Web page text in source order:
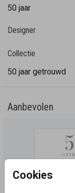
Cookies
50 jaar
Designer
Collectie
50 jaar getrouwd
Aanbevolen